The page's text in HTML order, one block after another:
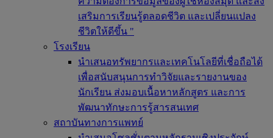
เสริมการเรียนรู้ตลอดชีวิต และเปลี่ยนแปลง
ชีวิตให้ดีขึ้น "
โรงเรียน
นำเสนอทรัพยากรและเทคโนโลยีที่เชื่อถือได้
เพื่อสนับสนุนการทำวิจัยและรายงานของ
นักเรียน ส่งมอบเนื้อหาหลักสูตร และการ
พัฒนาทักษะการรู้สารสนเทศ
สถาบันทางการแพทย์